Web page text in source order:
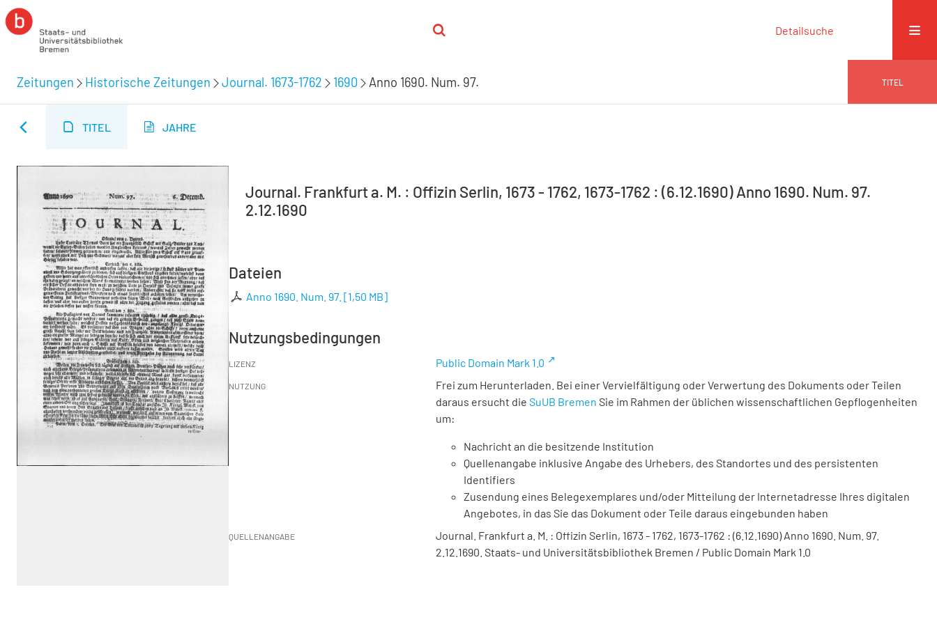
Detailsuche
Zeitungen Historische Zeitungen Journal. 1673-1762 1690 Anno 1690. Num. 97. TITEL
TITEL JAHRE
Journal. Frankfurt a. M. : Offizin Serlin, 1673 - 1762, 1673-1762 : (6.12.1690) Anno 1690. Num. 97.
2.12.1690
Dateien
Anno 1690. Num. 97. [1,50 MB]
Nutzungsbedingungen
LIZENZ Public Domain Mark 1.0
NUTZUNG
Frei zum Herunterladen. Bei einer Vervielfältigung oder Verwertung des Dokuments oder Teilen
daraus ersucht die SuUB Bremen Sie im Rahmen der üblichen wissenschaftlichen Gepflogenheiten
um:
Nachricht an die besitzende Institution
Quellenangabe inklusive Angabe des Urhebers, des Standortes und des persistenten
Identifiers
Zusendung eines Belegexemplares und/oder Mitteilung der Internetadresse Ihres digitalen
Angebotes, in das Sie das Dokument oder Teile daraus eingebunden haben
QUELLENANGABE
Journal. Frankfurt a. M. : Offizin Serlin, 1673 - 1762, 1673-1762 : (6.12.1690) Anno 1690. Num. 97.
2.12.1690. Staats- und Universitätsbibliothek Bremen / Public Domain Mark 1.0